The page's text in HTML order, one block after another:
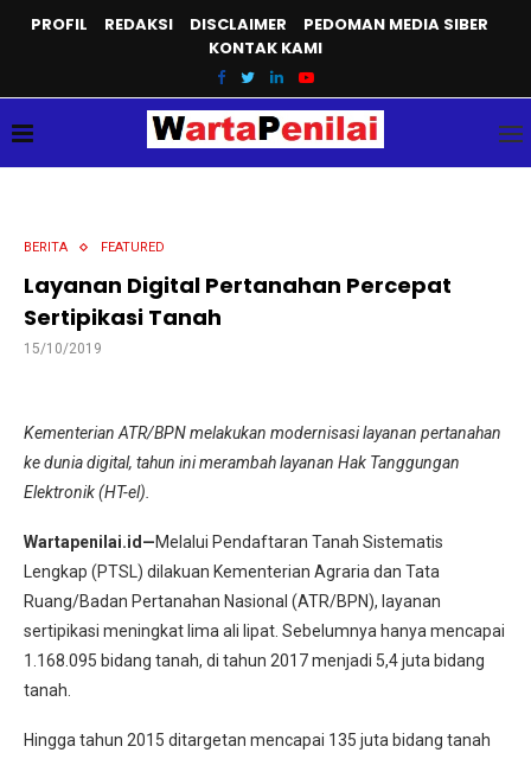
PROFIL REDAKSI DISCLAIMER
PEDOMAN MEDIA SIBER
KONTAK KAMI
BERITA FEATURED
Layanan Digital Pertanahan Percepat
Sertipikasi Tanah
15/10/2019
Kementerian ATR/BPN melakukan modernisasi layanan pertanahan
ke dunia digital, tahun ini merambah layanan Hak Tanggungan
Elektronik (HT-el).
Wartapenilai.id—Melalui Pendaftaran Tanah Sistematis
Lengkap (PTSL) dilakuan Kementerian Agraria dan Tata
Ruang/Badan Pertanahan Nasional (ATR/BPN), layanan
sertipikasi meningkat lima ali lipat. Sebelumnya hanya mencapai
1.168.095 bidang tanah, di tahun 2017 menjadi 5,4 juta bidang
tanah.
Hingga tahun 2015 ditargetan mencapai 135 juta bidang tanah